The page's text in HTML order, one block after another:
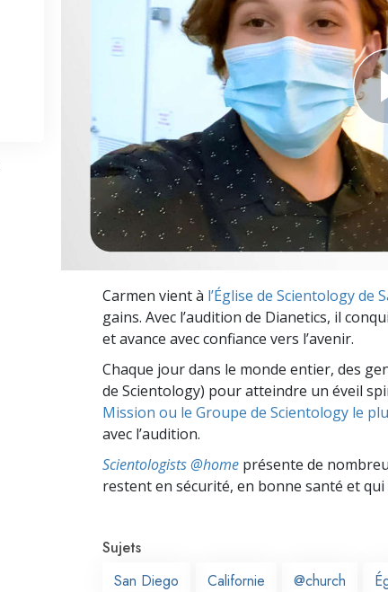
Qu’est-ce que la grandeur ?
Carmen vient à l’Église de Scientology de
gains. Avec l’audition de Dianetics, il
et avance avec confiance vers l’avenir.
Chaque jour dans le monde entier, des
de Scientology) pour atteindre un éveil
Mission ou le Groupe de Scientology le
avec l’audition.
Scientologists @home présente de
restent en sécurité, en bonne santé et qui
Sujets
San Diego
Californie @church